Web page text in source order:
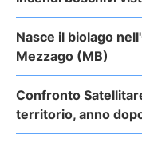
Nasce il biolago
Mezzago (MB)
Confronto
territorio, anno